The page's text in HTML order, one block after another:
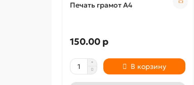
Печать грамот А4
150.00 р
В корзину